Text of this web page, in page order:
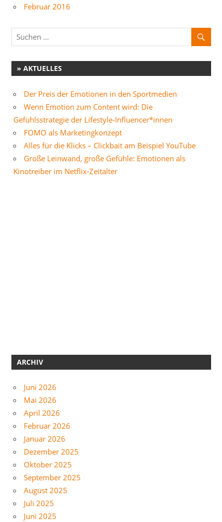
Februar 2016
» AKTUELLES
Der Preis der Emotionen in den Sportmedien
Wenn Emotion zum Content wird: Die
Gefühlsstrategie der Lifestyle-Influencer*innen
FOMO als Marketingkonzept
Alles für die Klicks – Clickbait am Beispiel YouTube
Große Leinwand, große Gefühle: Emotionen als
Kinotreiber im Netflix-Zeitalter
ARCHIV
Juni 2026
Mai 2026
April 2026
Februar 2026
Januar 2026
Dezember 2025
Oktober 2025
September 2025
August 2025
Juli 2025
Juni 2025